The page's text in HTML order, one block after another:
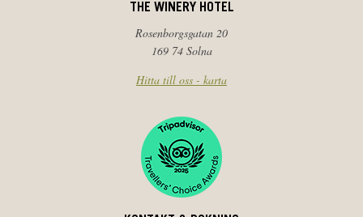
THE WINERY HOTEL
Rosenborgsgatan 20
169 74 Solna
Hitta till oss - karta